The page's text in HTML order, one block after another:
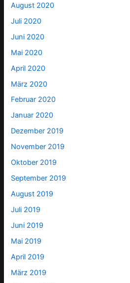
August 2020
Juli 2020
Juni 2020
Mai 2020
April 2020
März 2020
Februar 2020
Januar 2020
Dezember 2019
November 2019
Oktober 2019
September 2019
August 2019
Juli 2019
Juni 2019
Mai 2019
April 2019
März 2019